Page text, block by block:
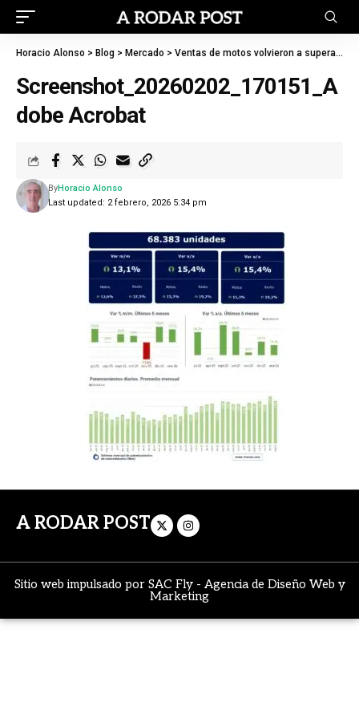
Horacio Alonso > Blog > Mercado > Ventas de motos volvieron a superar a las de autos: en enero crecieron 15%
Screenshot_20260202_170151_A
dobe Acrobat
Last updated: 2 febrero, 2026 5:34 pm
ByHoracio Alonso
A RODAR POST
Sitio web impulsado por SAC Fly- Agencia de Diseño Web y
Marketing